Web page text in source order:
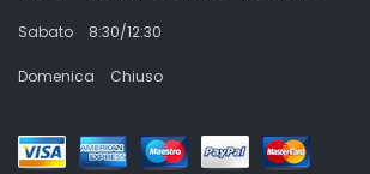
Sabato 8:30/12:30
Domenica Chiuso